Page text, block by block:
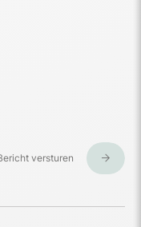
versturen